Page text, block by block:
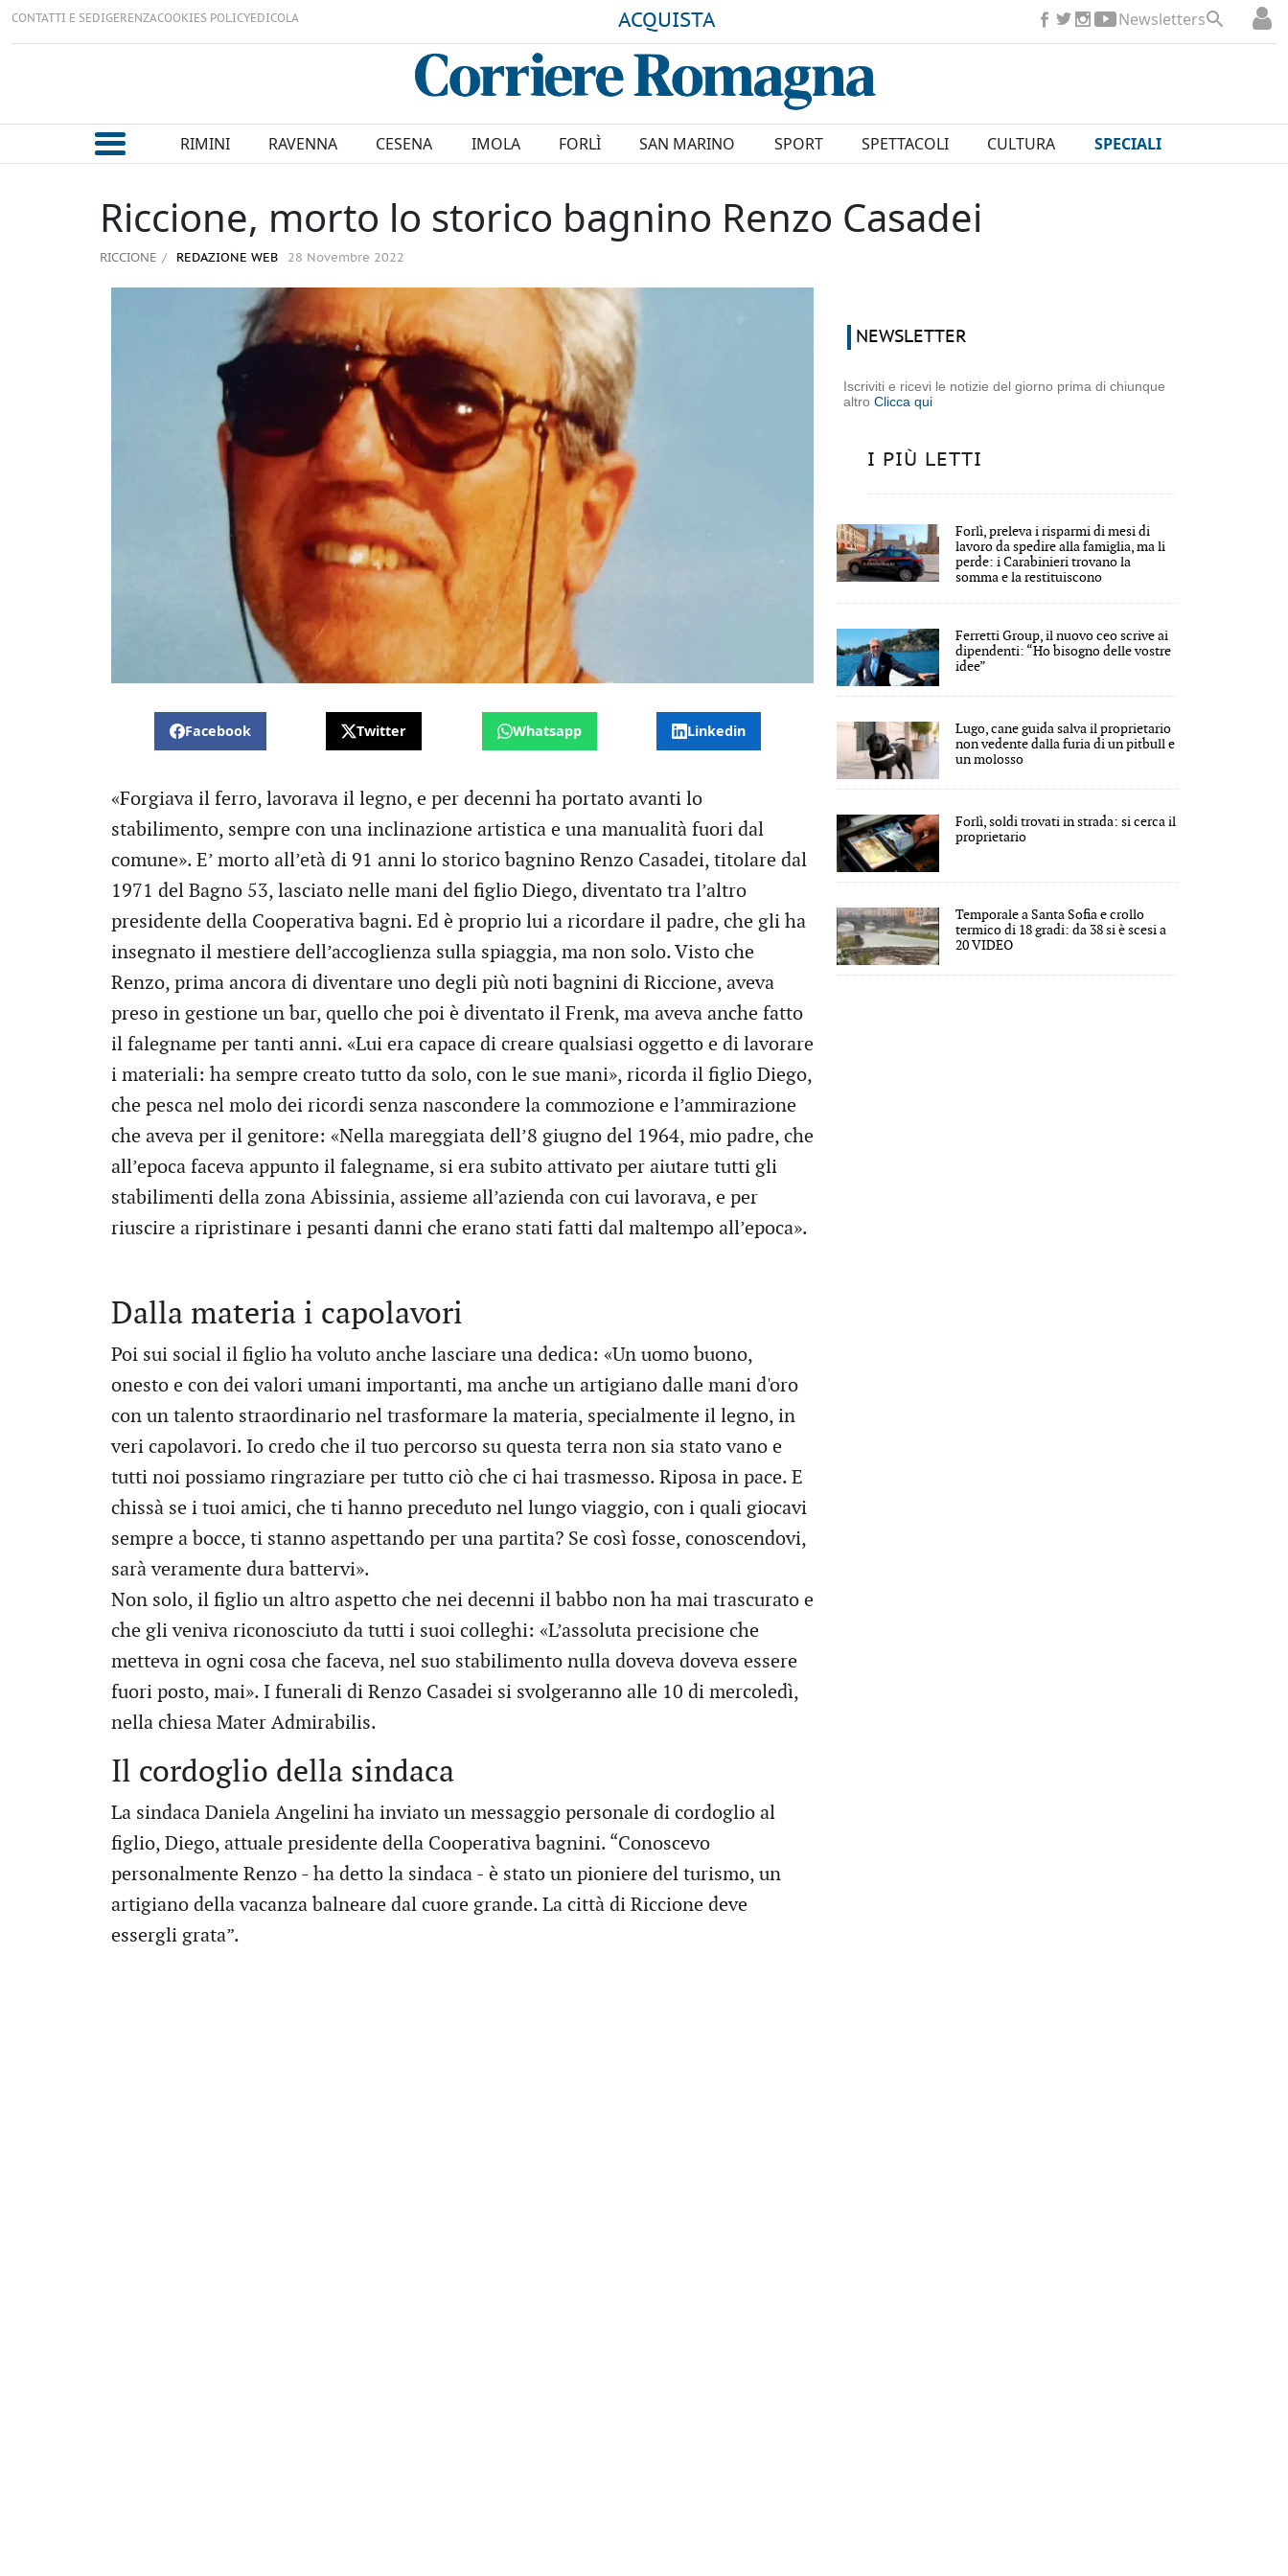
CONTATTI E SEDIGERENZACOOKIES POLICYEDICOLA ACQUISTA Newsletters
RIMINI RAVENNA CESENA IMOLA FORLÌ SAN MARINO SPORT SPETTACOLI CULTURA SPECIALI
Riccione, morto lo storico bagnino Renzo Casadei
RICCIONE REDAZIONE WEB 28 Novembre 2022
Facebook Twitter Whatsapp Linkedin
«Forgiava il ferro, lavorava il legno, e per decenni ha portato avanti lo
stabilimento, sempre con una inclinazione artistica e una manualità fuori dal
comune». E’ morto all’età di 91 anni lo storico bagnino Renzo Casadei, titolare dal
1971 del Bagno 53, lasciato nelle mani del figlio Diego, diventato tra l’altro
presidente della Cooperativa bagni. Ed è proprio lui a ricordare il padre, che gli ha
insegnato il mestiere dell’accoglienza sulla spiaggia, ma non solo. Visto che
Renzo, prima ancora di diventare uno degli più noti bagnini di Riccione, aveva
preso in gestione un bar, quello che poi è diventato il Frenk, ma aveva anche fatto
il falegname per tanti anni. «Lui era capace di creare qualsiasi oggetto e di lavorare
i materiali: ha sempre creato tutto da solo, con le sue mani», ricorda il figlio Diego,
che pesca nel molo dei ricordi senza nascondere la commozione e l’ammirazione
che aveva per il genitore: «Nella mareggiata dell’8 giugno del 1964, mio padre, che
all’epoca faceva appunto il falegname, si era subito attivato per aiutare tutti gli
stabilimenti della zona Abissinia, assieme all’azienda con cui lavorava, e per
riuscire a ripristinare i pesanti danni che erano stati fatti dal maltempo all’epoca».
Dalla materia i capolavori
Poi sui social il figlio ha voluto anche lasciare una dedica: «Un uomo buono,
onesto e con dei valori umani importanti, ma anche un artigiano dalle mani d'oro
con un talento straordinario nel trasformare la materia, specialmente il legno, in
veri capolavori. Io credo che il tuo percorso su questa terra non sia stato vano e
tutti noi possiamo ringraziare per tutto ciò che ci hai trasmesso. Riposa in pace. E
chissà se i tuoi amici, che ti hanno preceduto nel lungo viaggio, con i quali giocavi
sempre a bocce, ti stanno aspettando per una partita? Se così fosse, conoscendovi,
sarà veramente dura battervi».
Non solo, il figlio un altro aspetto che nei decenni il babbo non ha mai trascurato e
che gli veniva riconosciuto da tutti i suoi colleghi: «L’assoluta precisione che
metteva in ogni cosa che faceva, nel suo stabilimento nulla doveva doveva essere
fuori posto, mai». I funerali di Renzo Casadei si svolgeranno alle 10 di mercoledì,
nella chiesa Mater Admirabilis.
Il cordoglio della sindaca
La sindaca Daniela Angelini ha inviato un messaggio personale di cordoglio al
figlio, Diego, attuale presidente della Cooperativa bagnini. “Conoscevo
personalmente Renzo - ha detto la sindaca - è stato un pioniere del turismo, un
artigiano della vacanza balneare dal cuore grande. La città di Riccione deve
essergli grata”.
NEWSLETTER
Iscriviti e ricevi le notizie del giorno prima di chiunque
altroClicca qui
I PIÙ LETTI
Forlì, preleva i risparmi di mesi di
lavoro da spedire alla famiglia, ma li
perde: i Carabinieri trovano la
somma e la restituiscono
Ferretti Group, il nuovo ceo scrive ai
dipendenti: “Ho bisogno delle vostre
idee”
Lugo, cane guida salva il proprietario
non vedente dalla furia di un pitbull e
un molosso
Forlì, soldi trovati in strada: si cerca il
proprietario
Temporale a Santa Sofia e crollo
termico di 18 gradi: da 38 si è scesi a
20 VIDEO